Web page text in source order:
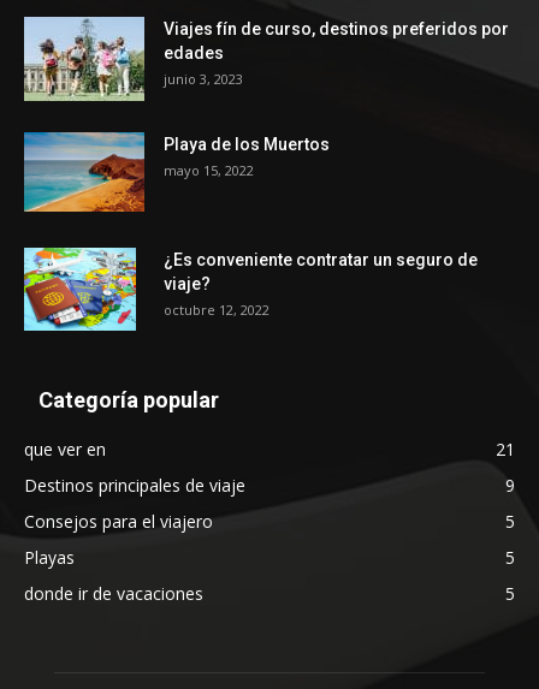
Viajes fín de curso, destinos preferidos por
edades
junio 3, 2023
Playa de los Muertos
mayo 15, 2022
¿Es conveniente contratar un seguro de
viaje?
octubre 12, 2022
Categoría popular
que ver en
21
Destinos principales de viaje
9
Consejos para el viajero
5
Playas
5
donde ir de vacaciones
5